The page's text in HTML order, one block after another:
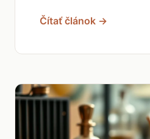
Čítať článok →